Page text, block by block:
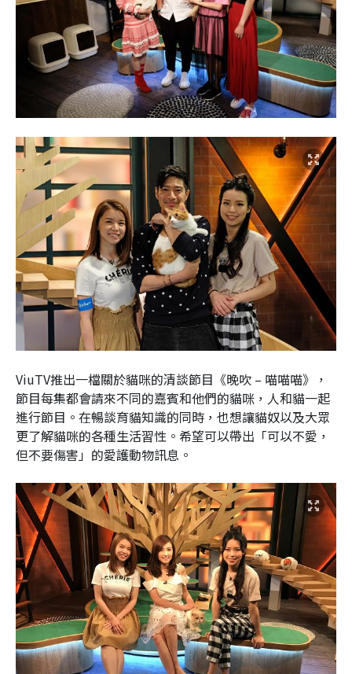
ViuTV推出一檔關於貓咪的清談節目《晚吹 – 喵喵喵》，
節目每集都會請來不同的嘉賓和他們的貓咪，人和貓一起
進行節目。在暢談育貓知識的同時，也想讓貓奴以及大眾
更了解貓咪的各種生活習性。希望可以帶出「可以不愛，
但不要傷害」的愛護動物訊息。